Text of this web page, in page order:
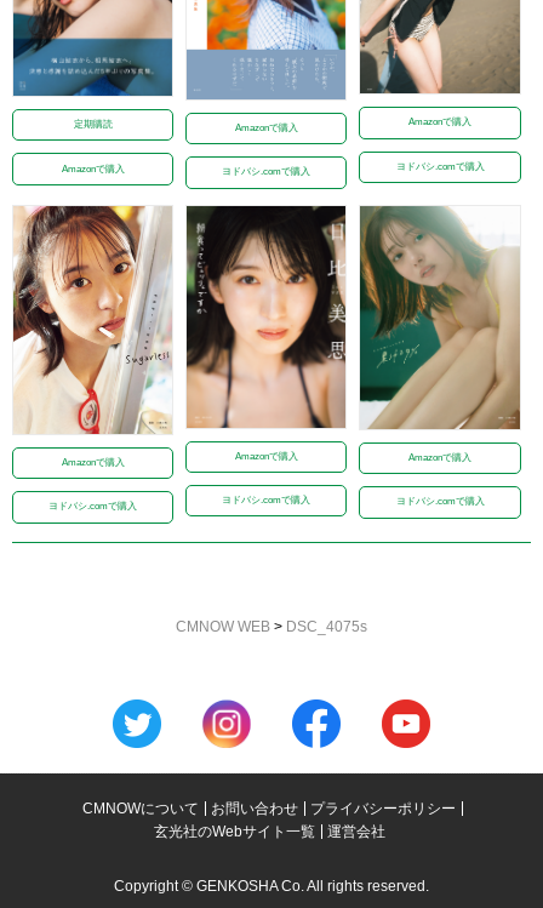
定期購読
Amazonで購入
Amazonで購入
ヨドバシ.comで購入
Amazonで購入
ヨドバシ.comで購入
Amazonで購入
ヨドバシ.comで購入
Amazonで購入
ヨドバシ.comで購入
Amazonで購入
ヨドバシ.comで購入
CMNOW WEB > DSC_4075s
CMNOWについて お問い合わせ
プライバシーポリシー
玄光社のWebサイト一覧
運営会社
Copyright © GENKOSHA Co. All rights reserved.